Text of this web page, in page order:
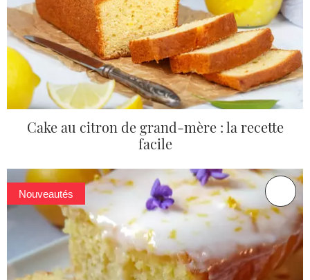
Cake au citron de grand-mère : la recette
facile
Nouveautés